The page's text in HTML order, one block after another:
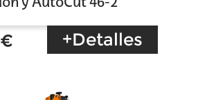
y AutoCut 46-2
+Detalles